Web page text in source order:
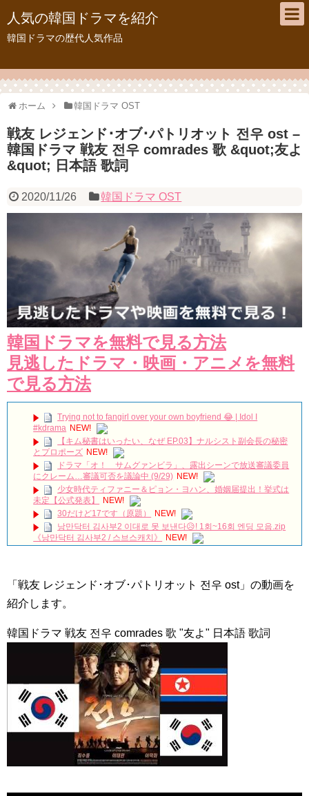
人気の韓国ドラマを紹介
韓国ドラマの歴代人気作品
ホーム 韓国ドラマ OST
戦友 レジェンド･オブ･パトリオット 전우 ost –
韓国ドラマ 戦友 전우 comrades 歌 &quot;友よ
&quot; 日本語 歌詞
2020/11/26 韓国ドラマ OST
韓国ドラマを無料で見る方法
見逃したドラマ・映画・アニメを無料
で見る方法
Trying not to fangirl over your own boyfriend 😂 | Idol I
#kdrama NEW!
【キム秘書はいったい、なぜ EP.03】ナルシスト副会長の秘密
とプロポーズ NEW!
ドラマ「オ！ サムグァンビラ」、露出シーンで放送審議委員
にクレーム…審議可否を議論中 (9/29) NEW!
少女時代ティファニー＆ピョン・ヨハン、婚姻届提出！挙式は
未定【公式発表】
NEW!
30だけど17です（原題）
NEW!
낭만닥터 김사부2 이대로 못 보낸다😥! 1회~16회 엔딩 모음.zip
《낭만닥터 김사부2 / 스브스캐치》
NEW!
😂 (The King: Eternal Monarch Ep.7) NEW!
朝から仲良く夫婦喧嘩♡『トッケビ10周年旅行～一緒にいるか
ら輝く時間～』U-NEXTで独占配信中✨#コンユ #イドンウク #キムゴ
本日は #ヨンウジン さんファンミーティング！ご出演作「#法
廷プリンス – イ判サ判 – 」から印象的なドアゴンッ！シーンをちょい
NEW!
왜 최수종이 연기하면 눈물이 나오지ㅠㅠ 이게 연기 내공인가요 #
최수종 #고려거란전쟁 #하나뿐인내편 #박성훈 #전재준 | KBS 방송
NEW!
2PMチャンソン&”兄貴”ヨン・ウジン、最高の笑顔！7/3ＤＶＤ
リリース「七日の王妃」より NEW!
「違う（ちがう）・異なる」を韓国語では？「다르다（タル
ダ）」の意味・使い方について
について
「退屈だ・暇だ」を韓国語では？「심심하다（シムシマダ）」
「戦友 レジェンド･オブ･パトリオット 전우 ost」の動画を
紹介します。
韓国ドラマ 戦友 전우 comrades 歌 "友よ" 日本語 歌詞